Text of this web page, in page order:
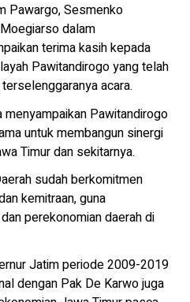
Pawargo, Sesmenko
dalam
terima kasih kepada
Pawitandirogo yang telah
acara.
Pawitandirogo
untuk membangun sinergi
Timur dan sekitarnya.
sudah berkomitmen
kemitraan, guna
perekonomian daerah di
Jatim periode 2009-2019
dengan Pak De Karwo juga